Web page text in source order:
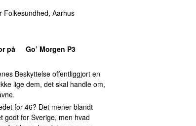
Folkesundhed, Aarhus
på
Go’ Morgen P3
Beskyttelse offentliggjort en
lige dem, det skal handle om,
for 46? Det mener blandt
godt for Sverige, men hvad